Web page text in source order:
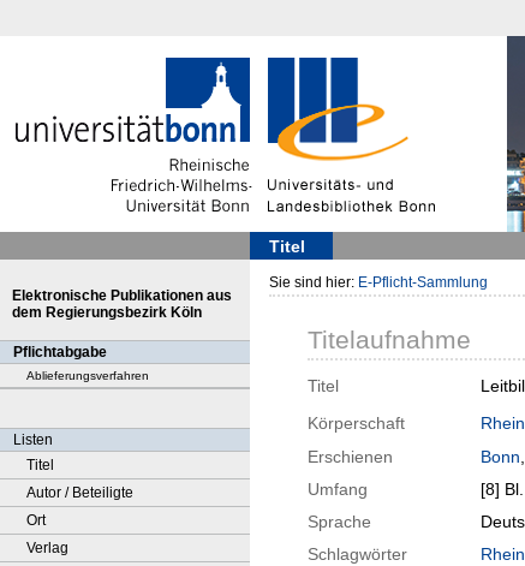
Titel
Elektronische Publikationen aus
dem Regierungsbezirk Köln
Pflichtabgabe
Ablieferungsverfahren
Listen
Titel
Autor / Beteiligte
Ort
Verlag
Sie sind hier: E-Pflicht-Sammlung
Titelaufnahme
Titel
Körperschaft
Erschienen
Bonn,
Umfang
[8]
Sprache
Schlagwörter